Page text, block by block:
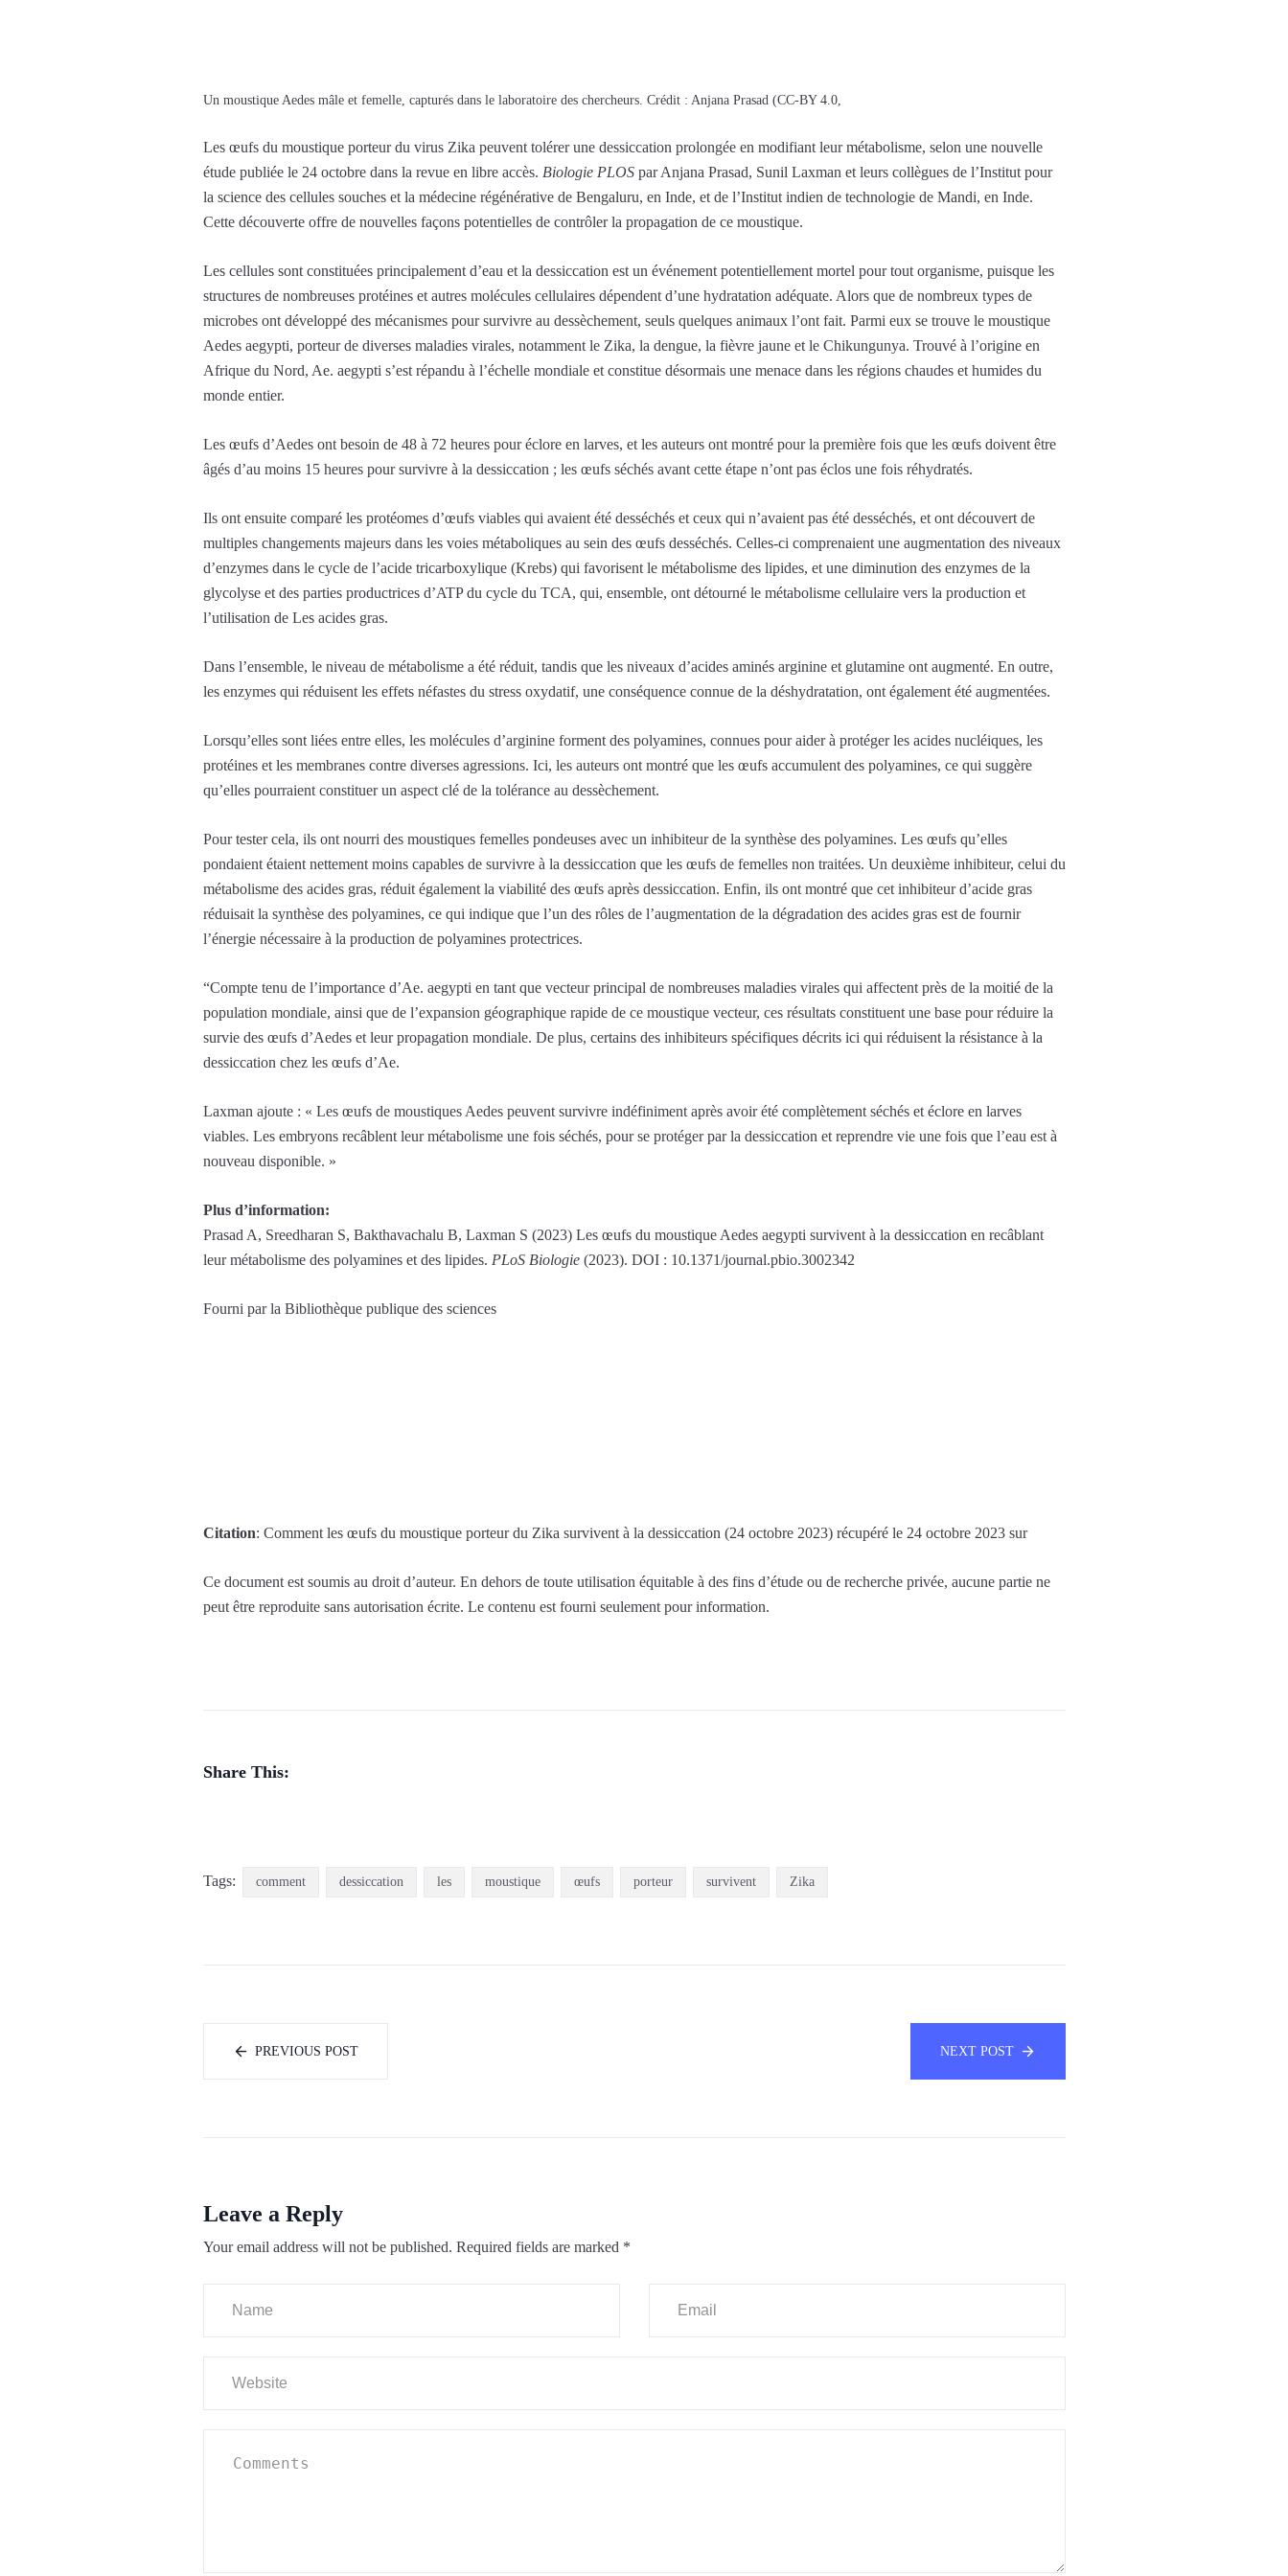
Un moustique Aedes mâle et femelle, capturés dans le laboratoire des chercheurs. Crédit : Anjana Prasad (CC-BY 4.0,
Les œufs du moustique porteur du virus Zika peuvent tolérer une dessiccation prolongée en modifiant leur métabolisme, selon une nouvelle
étude publiée le 24 octobre dans la revue en libre accès. Biologie PLOS par Anjana Prasad, Sunil Laxman et leurs collègues de l’Institut pour
la science des cellules souches et la médecine régénérative de Bengaluru, en Inde, et de l’Institut indien de technologie de Mandi, en Inde.
Cette découverte offre de nouvelles façons potentielles de contrôler la propagation de ce moustique.
Les cellules sont constituées principalement d’eau et la dessiccation est un événement potentiellement mortel pour tout organisme, puisque les
structures de nombreuses protéines et autres molécules cellulaires dépendent d’une hydratation adéquate. Alors que de nombreux types de
microbes ont développé des mécanismes pour survivre au dessèchement, seuls quelques animaux l’ont fait. Parmi eux se trouve le moustique
Aedes aegypti, porteur de diverses maladies virales, notamment le Zika, la dengue, la fièvre jaune et le Chikungunya. Trouvé à l’origine en
Afrique du Nord, Ae. aegypti s’est répandu à l’échelle mondiale et constitue désormais une menace dans les régions chaudes et humides du
monde entier.
Les œufs d’Aedes ont besoin de 48 à 72 heures pour éclore en larves, et les auteurs ont montré pour la première fois que les œufs doivent être
âgés d’au moins 15 heures pour survivre à la dessiccation ; les œufs séchés avant cette étape n’ont pas éclos une fois réhydratés.
Ils ont ensuite comparé les protéomes d’œufs viables qui avaient été desséchés et ceux qui n’avaient pas été desséchés, et ont découvert de
multiples changements majeurs dans les voies métaboliques au sein des œufs desséchés. Celles-ci comprenaient une augmentation des niveaux
d’enzymes dans le cycle de l’acide tricarboxylique (Krebs) qui favorisent le métabolisme des lipides, et une diminution des enzymes de la
glycolyse et des parties productrices d’ATP du cycle du TCA, qui, ensemble, ont détourné le métabolisme cellulaire vers la production et
l’utilisation de Les acides gras.
Dans l’ensemble, le niveau de métabolisme a été réduit, tandis que les niveaux d’acides aminés arginine et glutamine ont augmenté. En outre,
les enzymes qui réduisent les effets néfastes du stress oxydatif, une conséquence connue de la déshydratation, ont également été augmentées.
Lorsqu’elles sont liées entre elles, les molécules d’arginine forment des polyamines, connues pour aider à protéger les acides nucléiques, les
protéines et les membranes contre diverses agressions. Ici, les auteurs ont montré que les œufs accumulent des polyamines, ce qui suggère
qu’elles pourraient constituer un aspect clé de la tolérance au dessèchement.
Pour tester cela, ils ont nourri des moustiques femelles pondeuses avec un inhibiteur de la synthèse des polyamines. Les œufs qu’elles
pondaient étaient nettement moins capables de survivre à la dessiccation que les œufs de femelles non traitées. Un deuxième inhibiteur, celui du
métabolisme des acides gras, réduit également la viabilité des œufs après dessiccation. Enfin, ils ont montré que cet inhibiteur d’acide gras
réduisait la synthèse des polyamines, ce qui indique que l’un des rôles de l’augmentation de la dégradation des acides gras est de fournir
l’énergie nécessaire à la production de polyamines protectrices.
“Compte tenu de l’importance d’Ae. aegypti en tant que vecteur principal de nombreuses maladies virales qui affectent près de la moitié de la
population mondiale, ainsi que de l’expansion géographique rapide de ce moustique vecteur, ces résultats constituent une base pour réduire la
survie des œufs d’Aedes et leur propagation mondiale. De plus, certains des inhibiteurs spécifiques décrits ici qui réduisent la résistance à la
dessiccation chez les œufs d’Ae.
Laxman ajoute : « Les œufs de moustiques Aedes peuvent survivre indéfiniment après avoir été complètement séchés et éclore en larves
viables. Les embryons recâblent leur métabolisme une fois séchés, pour se protéger par la dessiccation et reprendre vie une fois que l’eau est à
nouveau disponible. »
Plus d’information:
Prasad A, Sreedharan S, Bakthavachalu B, Laxman S (2023) Les œufs du moustique Aedes aegypti survivent à la dessiccation en recâblant
leur métabolisme des polyamines et des lipides. PLoS Biologie (2023). DOI : 10.1371/journal.pbio.3002342
Fourni par la Bibliothèque publique des sciences
Citation: Comment les œufs du moustique porteur du Zika survivent à la dessiccation (24 octobre 2023) récupéré le 24 octobre 2023 sur
Ce document est soumis au droit d’auteur. En dehors de toute utilisation équitable à des fins d’étude ou de recherche privée, aucune partie ne
peut être reproduite sans autorisation écrite. Le contenu est fourni seulement pour information.
Share This:
Tags: comment dessiccation les moustique œufs porteur survivent Zika
PREVIOUS POST NEXT POST
Leave a Reply
Your email address will not be published. Required fields are marked *